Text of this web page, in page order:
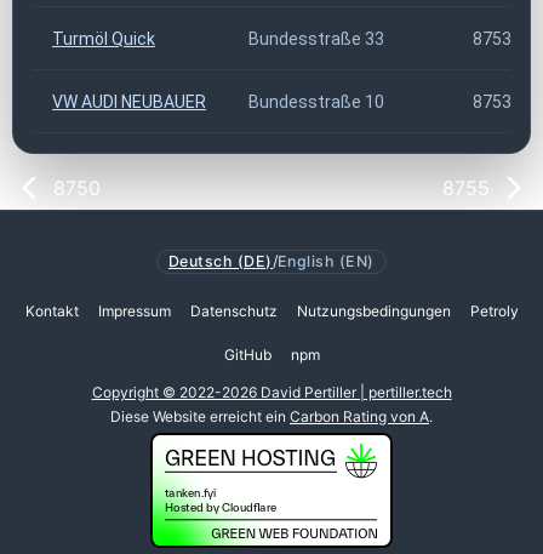
Turmöl Quick Bundesstraße 33 8753
VW AUDI NEUBAUER Bundesstraße 10 8753
8750 8755
Deutsch (DE) /English (EN)
Kontakt Impressum Datenschutz Nutzungsbedingungen Petroly
GitHub npm
Copyright © 2022-2026 David Pertiller | pertiller.tech
Diese Website erreicht ein Carbon Rating von A.